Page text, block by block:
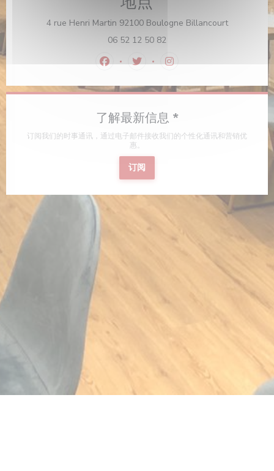
4 rue Henri Martin 92100 Boulogne Billancourt((在新窗口
06 52 12 50 82
Facebook ((在新窗口中打开))
Twitter ((在新窗口中打开))
Instagram ((在新窗口中
了解最新信息 *
订阅我们的时事通讯，通过电子邮件接收我们的个性化通讯和营销优
惠。
订阅